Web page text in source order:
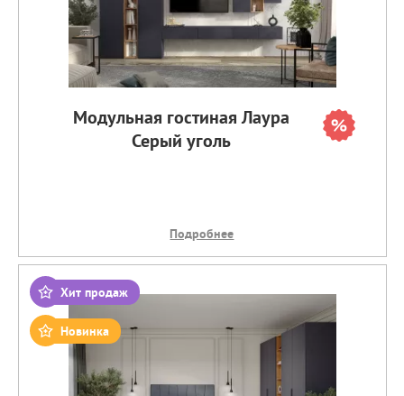
Модульная гостиная Лаура
Серый уголь
Подробнее
Хит продаж
Новинка